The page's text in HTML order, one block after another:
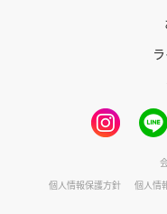
個人情報保護方針
個人情